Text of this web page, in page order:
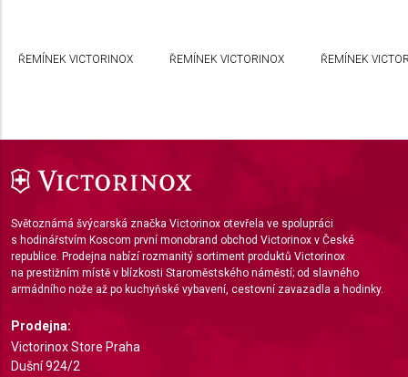
ŘEMÍNEK VICTORINOX ŘEMÍNEK VICTORINOX ŘEMÍNEK
Světoznámá švýcarská značka Victorinox otevřela ve spolupráci
s hodinářstvím Koscom první monobrand obchod Victorinox v České
republice. Prodejna nabízí rozmanitý sortiment produktů Victorinox
na prestižním místě v blízkosti Staroměstského náměstí; od slavného
armádního nože až po kuchyňské vybavení, cestovní zavazadla a hodinky.
Prodejna:
Victorinox Store Praha
Dušní 924/2